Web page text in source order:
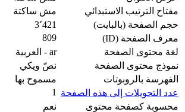
مفتاح الترتيب الاستبدائي
مش ساكتة
حجم الصفحة (بالبايت)
3٬421
معرف الصفحة (ID)
809
لغة محتوى الصفحة
ar - العربية
نموذج محتوى الصفحة
نصّ ويكي
الفهرسة بالروبوتات
مسموح بها
عدد التحويلات إلى هذه الصفحة
1
محسوبة كصفحة محتوى
نعم